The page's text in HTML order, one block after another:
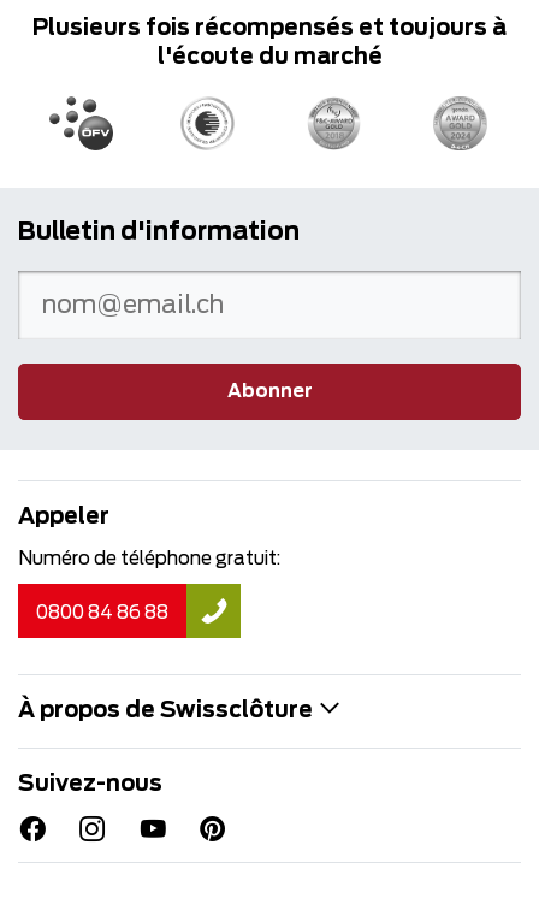
Plusieurs fois récompensés et toujours à
l'écoute du marché
Bulletin d'information
Abonner
Appeler
Numéro de téléphone gratuit:
0800 84 86 88
À propos de Swissclôture
Suivez-nous